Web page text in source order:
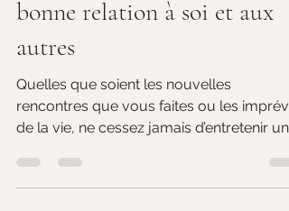
L'importance de cultiver une
bonne relation à soi et aux
autres
Quelles que soient les nouvelles
de la vie, ne cessez jamais d’entretenir une
relation saine...